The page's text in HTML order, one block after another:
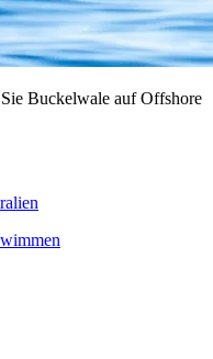
Buckelwale auf Offshore